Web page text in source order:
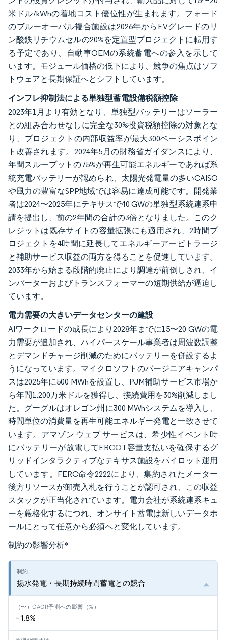
米ドル/kWhの着地コスト優位性が生まれます。フォード
のブルーオーバル複合施設は2026年からEVグレードのリ
ン酸鉄リチウムセルの20%を定置型プロジェクトに転用す
る予定であり、自動車OEMの系統蓄電への参入を示して
います。モジュール価格の低下により、競争の焦点はソフ
トウェアと長期保証へとシフトしています。
インフレ抑制法による単独型蓄電設備税額控除
2023年1月より有効となり、単独型バッテリーはソーラー
との組み合わせなしに完全な30%投資税額控除の対象とな
り、プロジェクトの内部収益率が最大300ベーシスポイン
ト改善されます。2024年5月の財務省ガイダンスにより、
年間スループットの75%が再生可能エネルギーであれば系
統充電バッテリーが認められ、太陽光発電量の多いCAISO
や風力の豊富なSPP地域では容易に達成可能です。開発業
者は2024〜2025年にテキサスで40 GWの単独型系統連系申
請を提出し、前の2年間の合計の3倍となりました。このク
レジットは既存サイトの容量拡張にも適用され、2時間プ
ロジェクトを4時間に延長してエネルギーアービトラージ
と補助サービス収益の両方を得ることを促進しています。
2033年から始まる段階的廃止により調達が前倒しされ、イ
ンバーターおよびトランスフォーマーの短期供給が逼迫し
ています。
電力需要の大きいデータセンターの建設
AIワークロードの成長により2028年までに15〜20 GWの電
力需要が追加され、ハイパースケール事業者は周波数調整
とデマンドチャージ削減のためにバッテリーを併設するよ
うになっています。マイクロソフトのバージニアキャンパ
スは2025年に500 MWhを設置し、PJM補助サービス市場か
ら年間1,200万米ドルを獲得し、接続費用を30%削減しまし
た。グーグルはオレゴン州に300 MWhシステムを導入し、
時間単位の消費量を再生可能エネルギー発電と一致させて
います。アマゾン ウェブ サービスは、希少性イベント時
にバッテリーが放電してERCOT容量支払いを確保するグ
リッドインタラクティブなテキサス施設をパイロット運用
しています。FERC命令2222により、集約されたメーター
後方リソースが卸売入札を行うことが認可され、この収益
スタックが正当化されています。電力会社が系統連系キュ
ーを厳格化するにつれ、オンサイト蓄電は新しいデータホ
ールにとって任意から必須へと変化しています。
制約の影響分析*
揚水発電・長期持続時間蓄電との競合
−1.8%